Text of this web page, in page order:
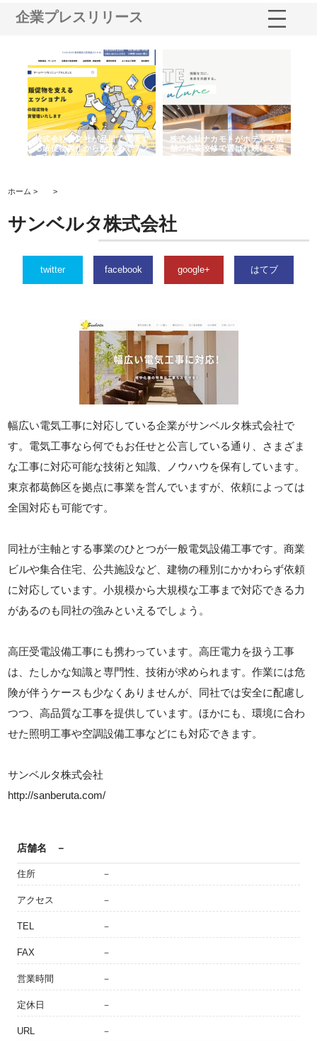
企業プレスリリース
株式会社耕文社が品川で実現す
る販促物製作から配送までワン
ストップ対応
株式会社ナカモトがホテルや店
舗の内装改修で選ばれ続ける理
由
ホーム > >
サンベルタ株式会社
twitter facebook google+ はてブ
幅広い電気工事に対応している企業がサンベルタ株式会社で
す。電気工事なら何でもお任せと公言している通り、さまざま
な工事に対応可能な技術と知識、ノウハウを保有しています。
東京都葛飾区を拠点に事業を営んでいますが、依頼によっては
全国対応も可能です。
同社が主軸とする事業のひとつが一般電気設備工事です。商業
ビルや集合住宅、公共施設など、建物の種別にかかわらず依頼
に対応しています。小規模から大規模な工事まで対応できる力
があるのも同社の強みといえるでしょう。
高圧受電設備工事にも携わっています。高圧電力を扱う工事
は、たしかな知識と専門性、技術が求められます。作業には危
険が伴うケースも少なくありませんが、同社では安全に配慮し
つつ、高品質な工事を提供しています。ほかにも、環境に合わ
せた照明工事や空調設備工事などにも対応できます。
サンベルタ株式会社
http://sanberuta.com/
店舗名 －
住所 －
アクセス －
TEL －
FAX －
営業時間 －
定休日 －
URL －